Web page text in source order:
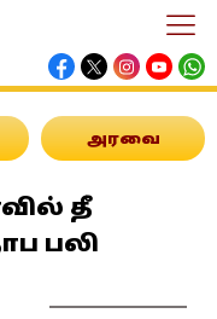
அரவை
தீ
பலி